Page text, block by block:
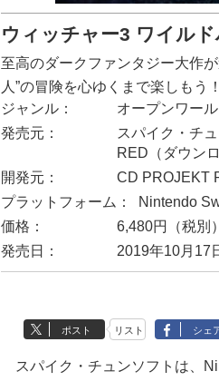
ウィッチャー3 ワイル
至高のダークファンタジー大作
人”の冒険を心ゆくまで楽しもう
ジャンル：
オープンワー
発売元：
スパイク・チ
RED（ダウン
開発元：
CD PROJEKT
プラットフォーム：
Nintendo
価格：
6,480円（税別）
発売日：
2019年10月17
ポスト リスト シェ
スパイク・チュンソフトは、